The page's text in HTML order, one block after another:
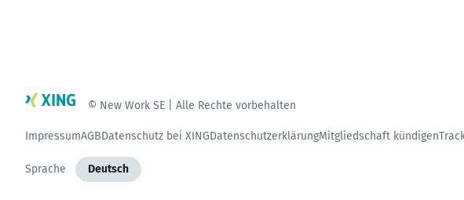
© New Work SE | Alle Rechte vorbehalten
ImpressumAGBDatenschutz bei XINGDatenschutzerklärungMitgliedschaft kündigen
Sprache Deutsch